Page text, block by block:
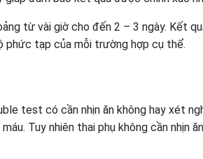
từ vài giờ cho đến 2 – 3 ngày. Kết
phức tạp của mỗi trường hợp cụ thể.
test có cần nhịn ăn không hay xét
Tuy nhiên thai phụ không cần nhịn